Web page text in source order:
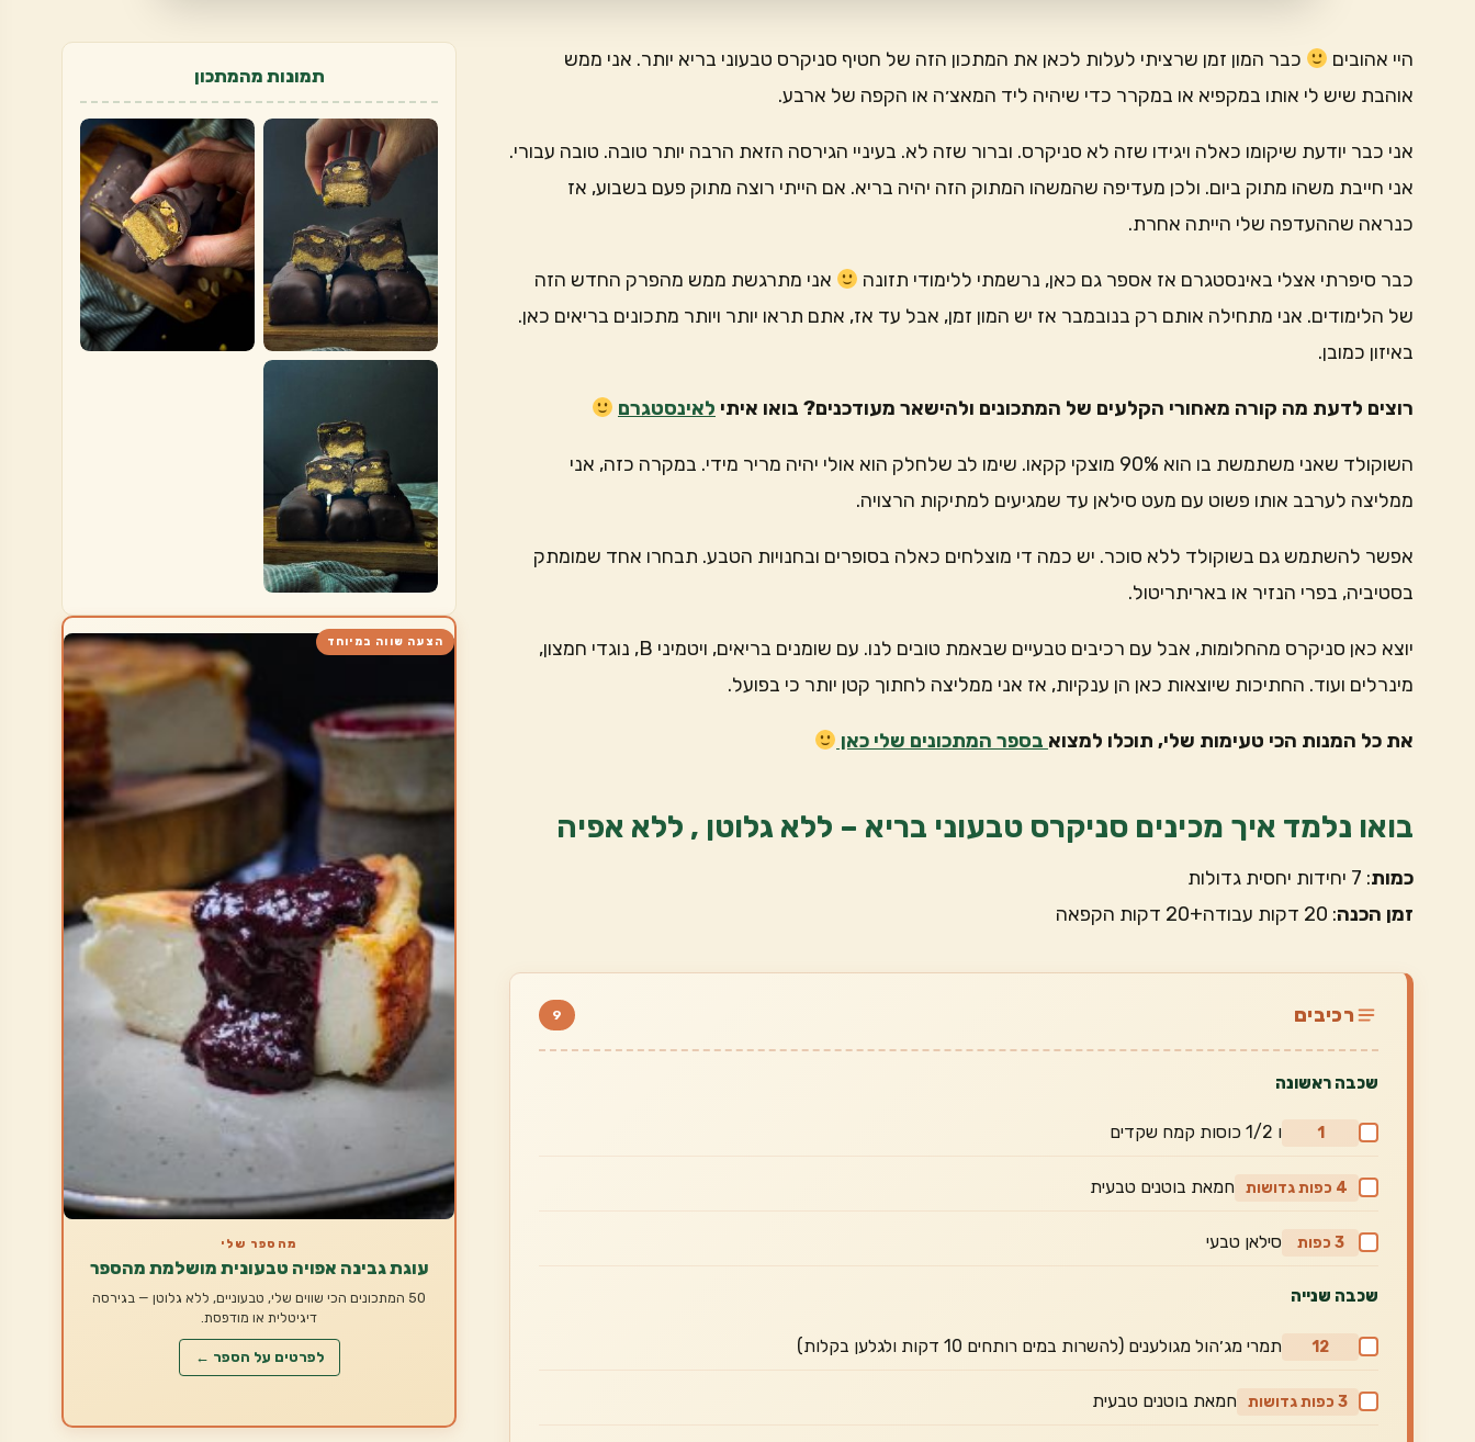
היי אהובים
כבר המון זמן שרציתי לעלות לכאן את המתכון הזה של חטיף סניקרס טבעוני בריא יותר. אני ממש
אוהבת שיש לי אותו במקפיא או במקרר כדי שיהיה ליד המאצ׳ה או הקפה של ארבע.
אני כבר יודעת שיקומו כאלה ויגידו שזה לא סניקרס. וברור שזה לא. בעיניי הגירסה הזאת הרבה יותר טובה. טובה עבורי.
אני חייבת משהו מתוק ביום. ולכן מעדיפה שהמשהו המתוק הזה יהיה בריא. אם הייתי רוצה מתוק פעם בשבוע, אז
כנראה שההעדפה שלי הייתה אחרת.
כבר סיפרתי אצלי באינסטגרם אז אספר גם כאן, נרשמתי ללימודי תזונה
אני מתרגשת ממש מהפרק החדש הזה
של הלימודים. אני מתחילה אותם רק בנובמבר אז יש המון זמן, אבל עד אז, אתם תראו יותר ויותר מתכונים בריאים כאן.
באיזון כמובן.
רוצים לדעת מה קורה מאחורי הקלעים של המתכונים ולהישאר מעודכנים? בואו איתי לאינסטגרם
השוקולד שאני משתמשת בו הוא 90% מוצקי קקאו. שימו לב שלחלק הוא אולי יהיה מריר מידי. במקרה כזה, אני
ממליצה לערבב אותו פשוט עם מעט סילאן עד שמגיעים למתיקות הרצויה.
אפשר להשתמש גם בשוקולד ללא סוכר. יש כמה די מוצלחים כאלה בסופרים ובחנויות הטבע. תבחרו אחד שמומתק
בסטיביה, בפרי הנזיר או באריתריטול.
יוצא כאן סניקרס מהחלומות, אבל עם רכיבים טבעיים שבאמת טובים לנו. עם שומנים בריאים, ויטמיני B, נוגדי חמצון,
מינרלים ועוד. החתיכות שיוצאות כאן הן ענקיות, אז אני ממליצה לחתוך קטן יותר כי בפועל.
את כל המנות הכי טעימות שלי, תוכלו למצוא בספר המתכונים שלי כאן
בואו נלמד איך מכינים סניקרס טבעוני בריא – ללא גלוטן , ללא אפיה
כמות: 7 יחידות יחסית גדולות
זמן הכנה: 20 דקות עבודה+20 דקות הקפאה
רכיבים 9
שכבה ראשונה
1 ו 1/2 כוסות קמח שקדים
4 כפות גדושות חמאת בוטנים טבעית
3 כפות סילאן טבעי
שכבה שנייה
12 תמרי מג׳הול מגולענים (להשרות במים רותחים 10 דקות ולגלען בקלות)
3 כפות גדושות חמאת בוטנים טבעית
תמונות מהמתכון
הצעה שווה במיוחד
מהספר שלי
עוגת גבינה אפויה טבעונית מושלמת מהספר
50 המתכונים הכי שווים שלי, טבעוניים, ללא גלוטן — בגירסה
דיגיטלית או מודפסת.
לפרטים על הספר ←